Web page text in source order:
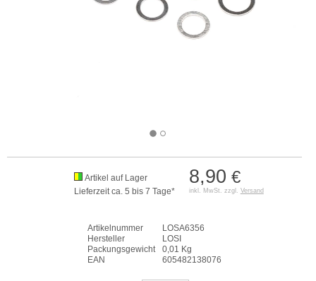
8,90 €
inkl. MwSt. zzgl. Versand
Artikel auf Lager
Lieferzeit ca. 5 bis 7 Tage*
Artikelnummer
LOSA6356
Hersteller
LOSI
Packungsgewicht
0,01 Kg
EAN
605482138076